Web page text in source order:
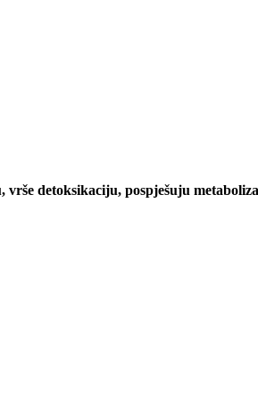
vrše detoksikaciju, pospješuju